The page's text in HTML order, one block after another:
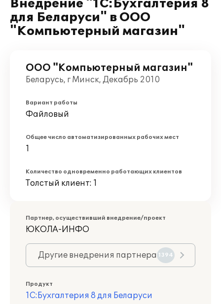
Внедрение "1С:Бухгалтерия 8
для Беларуси" в ООО
"Компьютерный магазин"
ООО "Компьютерный магазин"
Беларусь, г Минск, Декабрь 2010
Вариант работы
Файловый
Общее число автоматизированных рабочих мест
1
Количество одновременно работающих клиентов
Толстый клиент: 1
Партнер, осуществивший внедрение/проект
ЮКОЛА-ИНФО
Другие внедрения партнера 1394
Продукт
1С:Бухгалтерия 8 для Беларуси